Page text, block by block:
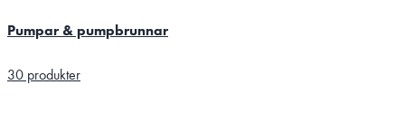
Pumpar & pumpbrunnar
30 produkter